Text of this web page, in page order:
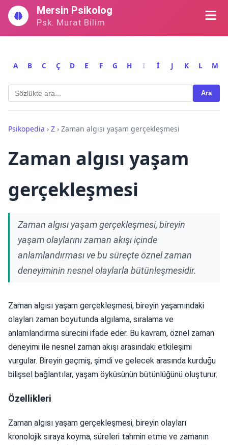
İçeriğe
geç
Mersin Psikolog
Psk. Murat Bilim
A B C Ç D E F G H I İ J K L M
Ara
Psikopedia › Z › Zaman algısı yaşam gerçekleşmesi
Zaman algısı yaşam
gerçekleşmesi
Zaman algısı yaşam gerçekleşmesi, bireyin
yaşam olaylarını zaman akışı içinde
anlamlandırması ve bu süreçte öznel zaman
deneyiminin nesnel olaylarla bütünleşmesidir.
Zaman algısı yaşam gerçekleşmesi, bireyin yaşamındaki
olayları zaman boyutunda algılama, sıralama ve
anlamlandırma sürecini ifade eder. Bu kavram, öznel zaman
deneyimi ile nesnel zaman akışı arasındaki etkileşimi
vurgular. Bireyin geçmiş, şimdi ve gelecek arasında kurduğu
bilişsel bağlantılar, yaşam öyküsünün bütünlüğünü oluşturur.
Özellikleri
Zaman algısı yaşam gerçekleşmesi, bireyin olayları
kronolojik sıraya koyma, süreleri tahmin etme ve zamanın